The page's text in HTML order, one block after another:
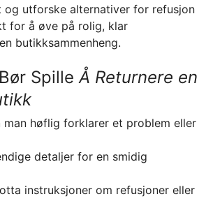
og utforske alternativer for refusjon
for å øve på rolig, klar
butikksammenheng.
SpilleÅ Returnere en
man høflig forklarer et problem eller
detaljer for en smidig
instruksjoner om refusjoner eller